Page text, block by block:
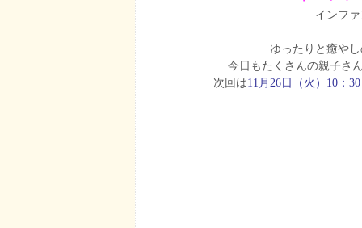
インフ
ゆったりと癒や
今日もたくさんの親子さ
次回は11月26日（火）10：